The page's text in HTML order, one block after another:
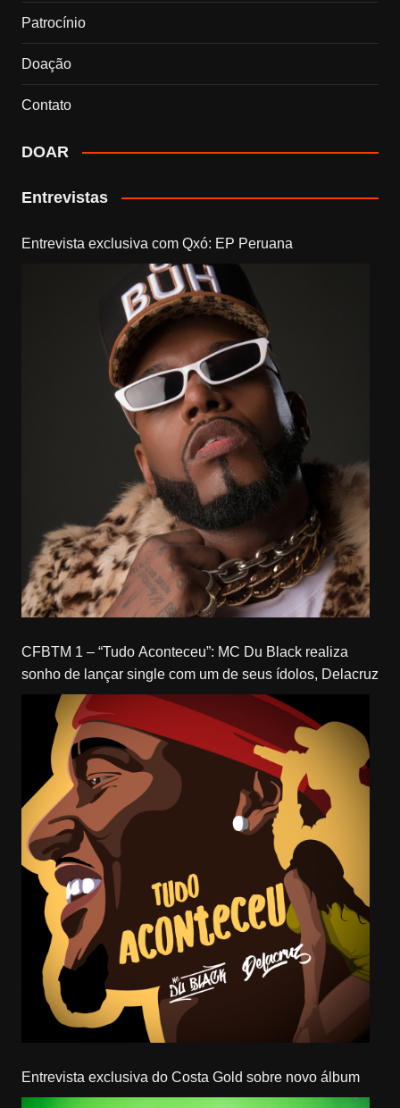
Patrocínio
Doação
Contato
DOAR
Entrevistas
Entrevista exclusiva com Qxó: EP Peruana
CFBTM 1 – “Tudo Aconteceu”: MC Du Black realiza
sonho de lançar single com um de seus ídolos, Delacruz
Entrevista exclusiva do Costa Gold sobre novo álbum